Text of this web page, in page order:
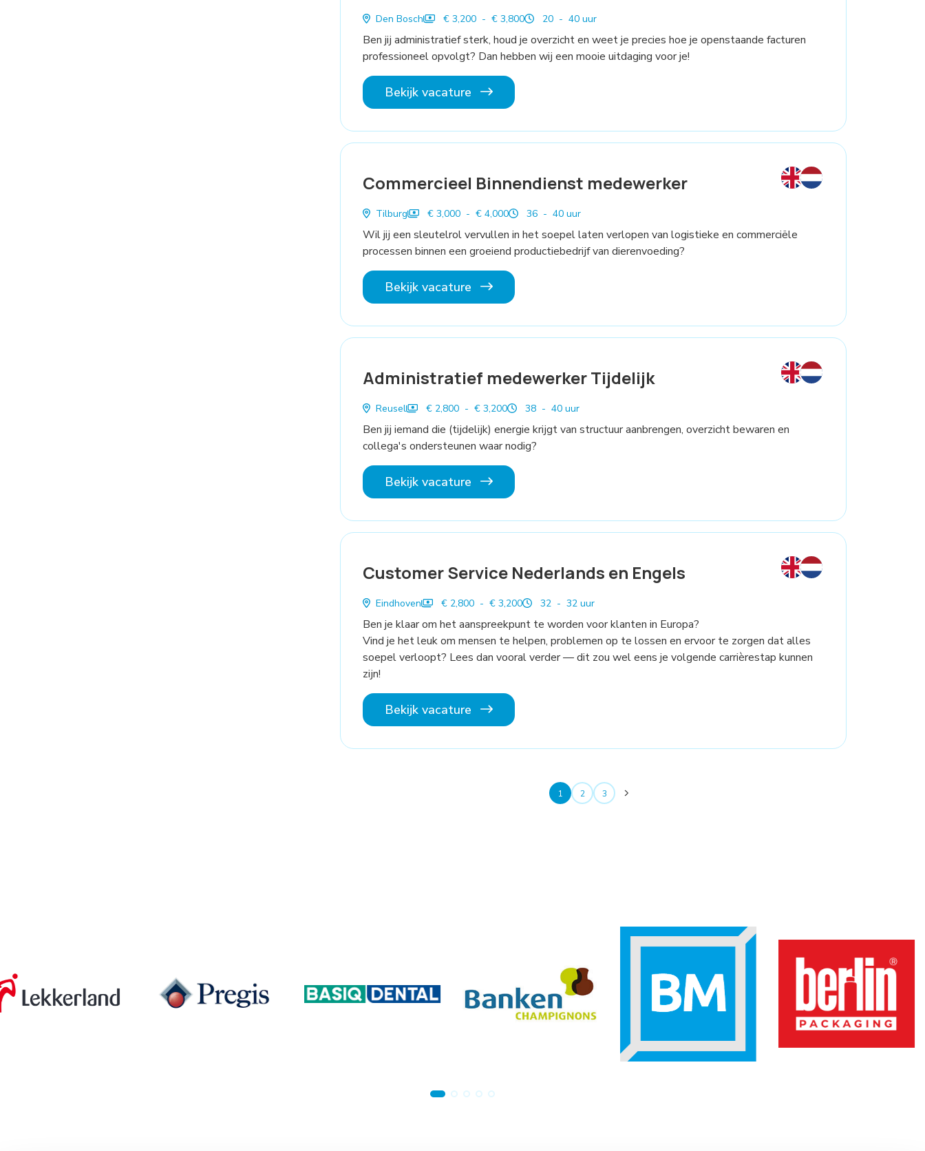
Den Bosch € 3,200 - € 3,800 20 - 40 uur
Ben jij administratief sterk, houd je overzicht en weet je precies hoe je openstaande facturen
professioneel opvolgt? Dan hebben wij een mooie uitdaging voor je!
Bekijk vacature
Commercieel Binnendienst medewerker
Tilburg € 3,000 - € 4,000 36 - 40 uur
Wil jij een sleutelrol vervullen in het soepel laten verlopen van logistieke en commerciële
processen binnen een groeiend productiebedrijf van dierenvoeding?
Bekijk vacature
Administratief medewerker Tijdelijk
Reusel € 2,800 - € 3,200 38 - 40 uur
Ben jij iemand die (tijdelijk) energie krijgt van structuur aanbrengen, overzicht bewaren en
collega's ondersteunen waar nodig?
Bekijk vacature
Customer Service Nederlands en Engels
Eindhoven € 2,800 - € 3,200 32 - 32 uur
Ben je klaar om het aanspreekpunt te worden voor klanten in Europa?
Vind je het leuk om mensen te helpen, problemen op te lossen en ervoor te zorgen dat alles
soepel verloopt? Lees dan vooral verder — dit zou wel eens je volgende carrièrestap kunnen
zijn!
Bekijk vacature
1 2 3